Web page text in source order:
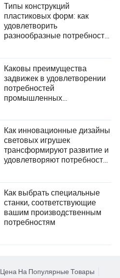
Типы конструкций
пластиковых форм: как
удовлетворить
разнообразные потребности
Каковы преимущества
задвижек в удовлетворении
потребностей
промышленных
Как инновационные дизайны
световых игрушек
трансформируют развитие и
удовлетворяют потребности
Как выбрать специальные
станки, соответствующие
вашим производственным
потребностям
Цена На Популярные Товары